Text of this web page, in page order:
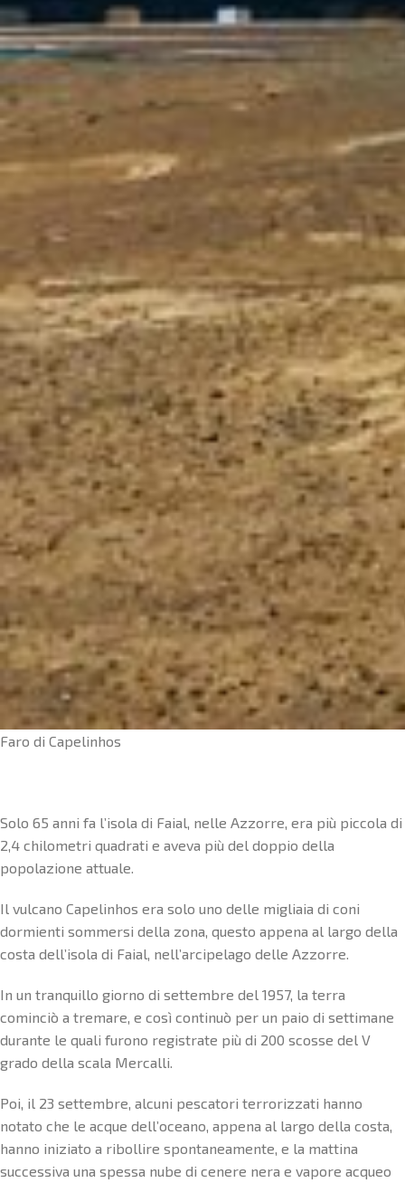
Faro di Capelinhos
Solo 65 anni fa l’isola di Faial, nelle Azzorre, era più piccola di
2,4 chilometri quadrati e aveva più del doppio della
popolazione attuale.
Il vulcano Capelinhos era solo uno delle migliaia di coni
dormienti sommersi della zona, questo appena al largo della
costa dell’isola di Faial, nell’arcipelago delle Azzorre.
In un tranquillo giorno di settembre del 1957, la terra
cominciò a tremare, e così continuò per un paio di settimane
durante le quali furono registrate più di 200 scosse del V
grado della scala Mercalli.
Poi, il 23 settembre, alcuni pescatori terrorizzati hanno
notato che le acque dell’oceano, appena al largo della costa,
hanno iniziato a ribollire spontaneamente, e la mattina
successiva una spessa nube di cenere nera e vapore acqueo